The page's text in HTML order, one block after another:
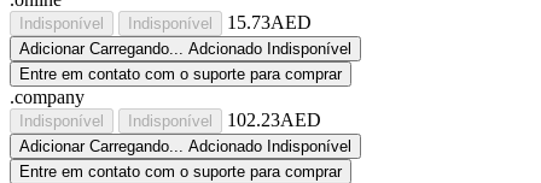
Indisponível Indisponível 15.73AED
Adicionar Carregando... Adcionado Indisponível
Entre em contato com o suporte para comprar
.company
Indisponível Indisponível 102.23AED
Adicionar Carregando... Adcionado Indisponível
Entre em contato com o suporte para comprar